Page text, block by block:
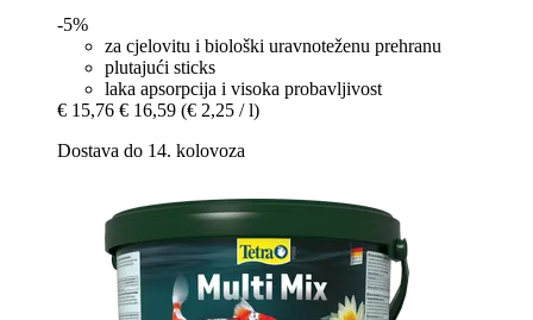
-5%
za cjelovitu i biološki uravnoteženu prehranu
plutajući sticks
laka apsorpcija i visoka probavljivost
€ 15,76 € 16,59 (€ 2,25 / l)
Dostava do 14. kolovoza